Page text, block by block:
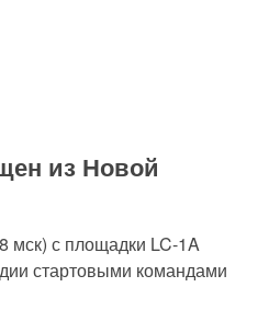
из Новой
мск) с площадки LC-1A
стартовыми командами